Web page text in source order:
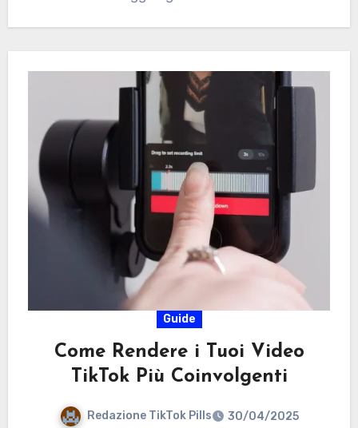
Guide
Come Rendere i Tuoi Video
TikTok Più Coinvolgenti
Redazione TikTok Pills
30/04/2025